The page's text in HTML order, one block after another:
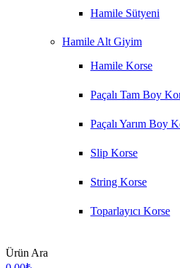
Hamile Sütyeni
Hamile Alt Giyim
Hamile Korse
Paçalı Tam Boy
Paçalı Yarım Boy
Slip Korse
String Korse
Toparlayıcı Korse
Ürün Ara